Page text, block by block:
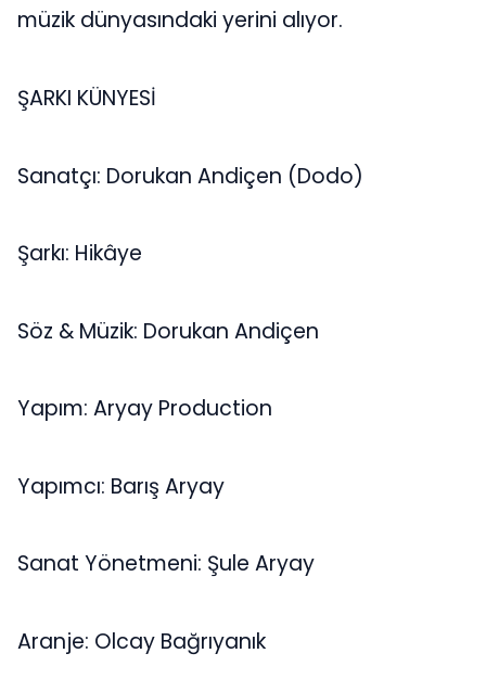
müzik dünyasındaki yerini alıyor.
ŞARKI KÜNYESİ
Sanatçı: Dorukan Andiçen (Dodo)
Şarkı: Hikâye
Söz & Müzik: Dorukan Andiçen
Yapım: Aryay Production
Yapımcı: Barış Aryay
Sanat Yönetmeni: Şule Aryay
Aranje: Olcay Bağrıyanık